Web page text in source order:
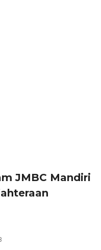
JMBC Mandiri